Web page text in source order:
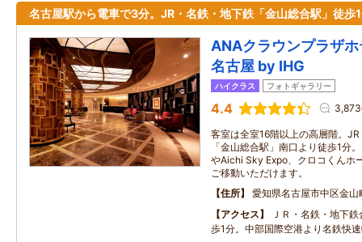
名古屋駅から電車で3分。JR・名鉄・地下鉄「金山総合駅」徒歩
ANAクラウンプラザ
名古屋 by IHG
ハイクラス フォトギャラリー
4.4
客室は全室16階以上の高層階。
「金山総合駅」南口より徒歩1分
やAichi Sky Expo、クロコくんホ
ご移動いただけます。
住所
愛知県名古屋市中区金
アクセス
ＪＲ・名鉄・地下
歩1分。中部国際空港より名鉄快